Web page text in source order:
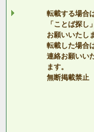
転載する場合
「ことば探し
お願いいたし
転載した場合は
連絡お願いい
ます。
無断掲載禁止